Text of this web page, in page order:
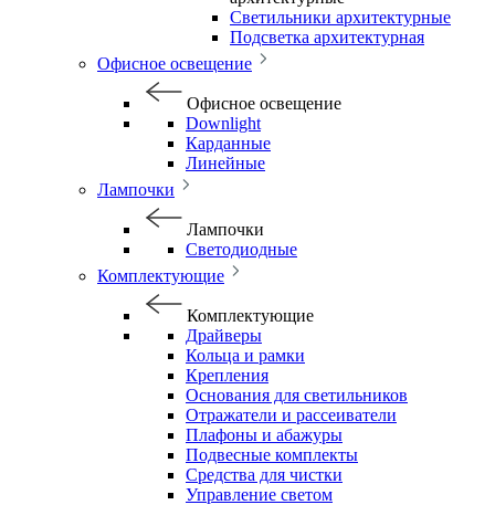
Светильники архитектурные
Подсветка архитектурная
Офисное освещение
Офисное освещение
Downlight
Карданные
Линейные
Лампочки
Лампочки
Светодиодные
Комплектующие
Комплектующие
Драйверы
Кольца и рамки
Крепления
Основания для светильников
Отражатели и рассеиватели
Плафоны и абажуры
Подвесные комплекты
Средства для чистки
Управление светом